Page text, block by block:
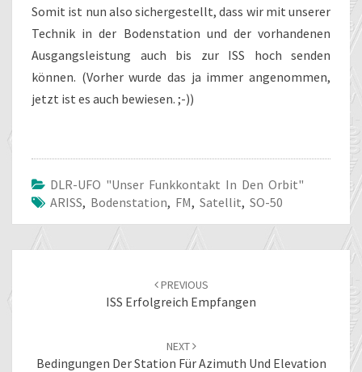
Somit ist nun also sichergestellt, dass wir mit unserer
Technik in der Bodenstation und der vorhandenen
Ausgangsleistung auch bis zur ISS hoch senden
können. (Vorher wurde das ja immer angenommen,
jetzt ist es auch bewiesen. ;-))
DLR-UFO "unser Funkkontakt In Den Orbit"
ARISS, Bodenstation, FM, Satellit, SO-50
PREVIOUS
ISS Erfolgreich Empfangen
NEXT
Bedingungen Der Station Für Azimuth Und Elevation